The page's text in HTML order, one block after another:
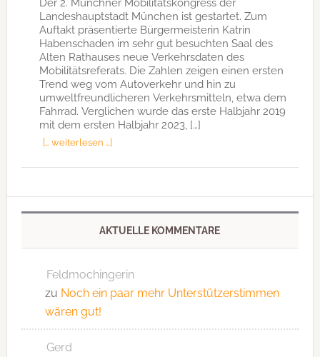
Der 2. Münchner Mobilitätskongress der
Landeshauptstadt München ist gestartet. Zum
Auftakt präsentierte Bürgermeisterin Katrin
Habenschaden im sehr gut besuchten Saal des
Alten Rathauses neue Verkehrsdaten des
Mobilitätsreferats. Die Zahlen zeigen einen ersten
Trend weg vom Autoverkehr und hin zu
umweltfreundlicheren Verkehrsmitteln, etwa dem
Fahrrad. Verglichen wurde das erste Halbjahr 2019
mit dem ersten Halbjahr 2023, […]
[… weiterlesen …]
AKTUELLE KOMMENTARE
Feldmochingerin
zu Noch ein paar mehr Unterstützerstimmen
wären gut!
Gerd